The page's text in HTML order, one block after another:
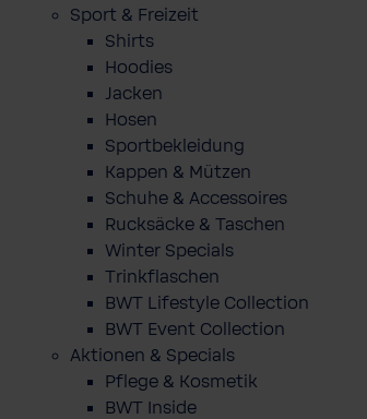
Sport & Freizeit
Shirts
Hoodies
Jacken
Hosen
Sportbekleidung
Kappen & Mützen
Schuhe & Accessoires
Rucksäcke & Taschen
Winter Specials
Trinkflaschen
BWT Lifestyle Collection
BWT Event Collection
Aktionen & Specials
Pflege & Kosmetik
BWT Inside